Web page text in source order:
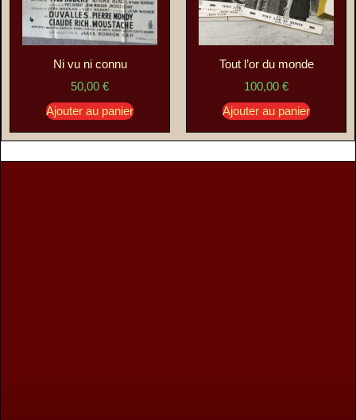
Ni vu ni connu
50,00 €
Ajouter au panier
Tout l’or du monde
100,00 €
Ajouter au panier